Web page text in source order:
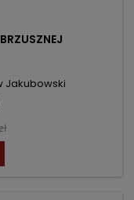
Jakubowski